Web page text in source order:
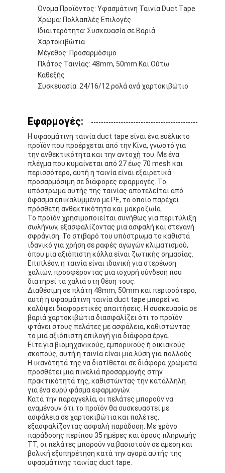
Γύρος εργοστασίων
Ποιοτικός έλεγχος
Μας ελάτε σε επαφή με
Ταινία μόνωσης υφασμάτων γυαλιού
Ανθεκτική στη θερμότητα ταινία μόνωσης
Κολλητική ταινία υφασμάτων γυαλιού
Κολλητική ταινία ταινιών Polyimide
Κολλητική ταινία φύλλων αλουμινίου αργιλίου
Ταινία υφασμάτων γυαλιού φύλλων αλουμινίου αργιλίου
Αντιμέτωπο φύλλο αλουμινίου έγγραφο της Kraft
Ύφασμα φίμπεργκλας φύλλων αλουμινίου αργιλίου
Scrim φύλλων αλουμινίου ταινία
Ταινία αγωγών υφασμάτων
Το διπλάσιο πλαισίωσε την κολλητική ταινία
Κολλητική ταινία της PET
Ρίψη επένδυσης ακρίβειας
Ηλεκτρική πίνακα μόνωσης
Όνομα Προϊόντος: Υφασμάτινη Ταινία Duct Tape
Χρώμα: Πολλαπλές Επιλογές
Ιδιαιτερότητα: Συσκευασία σε Βαριά
Χαρτοκιβώτια
Μέγεθος: Προσαρμόσιμο
Πλάτος Ταινίας: 48mm, 50mm Και Ούτω
Καθεξής
Συσκευασία: 24/16/12 ρολά ανά χαρτοκιβώτιο
Εφαρμογές:
Η υφασμάτινη ταινία duct tape είναι ένα ευέλικτο
προϊόν που προέρχεται από την Κίνα, γνωστό για
την ανθεκτικότητα και την αντοχή του. Με ένα
πλέγμα που κυμαίνεται από 27 έως 70 mesh και
περισσότερο, αυτή η ταινία είναι εξαιρετικά
προσαρμόσιμη σε διάφορες εφαρμογές. Το
υπόστρωμα αυτής της ταινίας αποτελείται από
ύφασμα επικαλυμμένο με PE, το οποίο παρέχει
πρόσθετη ανθεκτικότητα και μακροζωία.
Το προϊόν χρησιμοποιείται συνήθως για περιτύλιξη
σωλήνων, εξασφαλίζοντας μια ασφαλή και στεγανή
σφράγιση. Το στιβαρό του υπόστρωμα το καθιστά
ιδανικό για χρήση σε ραφές αγωγών κλιματισμού,
όπου μια αξιόπιστη κόλλα είναι ζωτικής σημασίας.
Επιπλέον, η ταινία είναι ιδανική για στερέωση
χαλιών, προσφέροντας μια ισχυρή σύνδεση που
διατηρεί τα χαλιά στη θέση τους.
Διαθέσιμη σε πλάτη 48mm, 50mm και περισσότερο,
αυτή η υφασμάτινη ταινία duct tape μπορεί να
καλύψει διαφορετικές απαιτήσεις. Η συσκευασία σε
βαριά χαρτοκιβώτια διασφαλίζει ότι το προϊόν
φτάνει στους πελάτες με ασφάλεια, καθιστώντας
το μια αξιόπιστη επιλογή για διάφορα έργα.
Είτε για βιομηχανικούς, εμπορικούς ή οικιακούς
σκοπούς, αυτή η ταινία είναι μια λύση για πολλούς.
Η ικανότητά της να διατίθεται σε διάφορα χρώματα
προσθέτει μια πινελιά προσαρμογής στην
πρακτικότητά της, καθιστώντας την κατάλληλη
για ένα ευρύ φάσμα εφαρμογών.
Κατά την παραγγελία, οι πελάτες μπορούν να
αναμένουν ότι το προϊόν θα συσκευαστεί με
ασφάλεια σε χαρτοκιβώτια και παλέτες,
εξασφαλίζοντας ασφαλή παράδοση. Με χρόνο
παράδοσης περίπου 35 ημέρες και όρους πληρωμής
TT, οι πελάτες μπορούν να βασιστούν σε άμεση και
βολική εξυπηρέτηση κατά την αγορά αυτής της
υφασμάτινης ταινίας duct tape.